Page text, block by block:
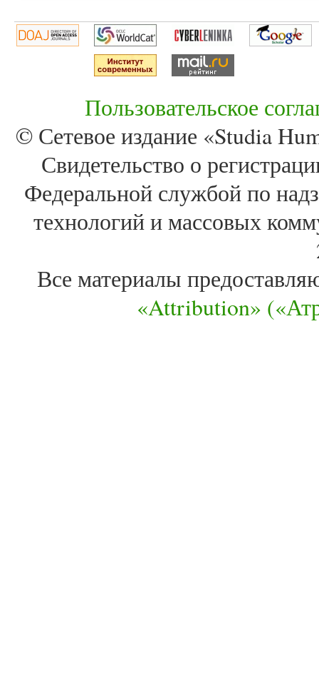
Пользовательское
© Сетевое издание «Studia
Свидетельство о
Федеральной службой по
технологий и массовых
Все материалы
«Attribution»